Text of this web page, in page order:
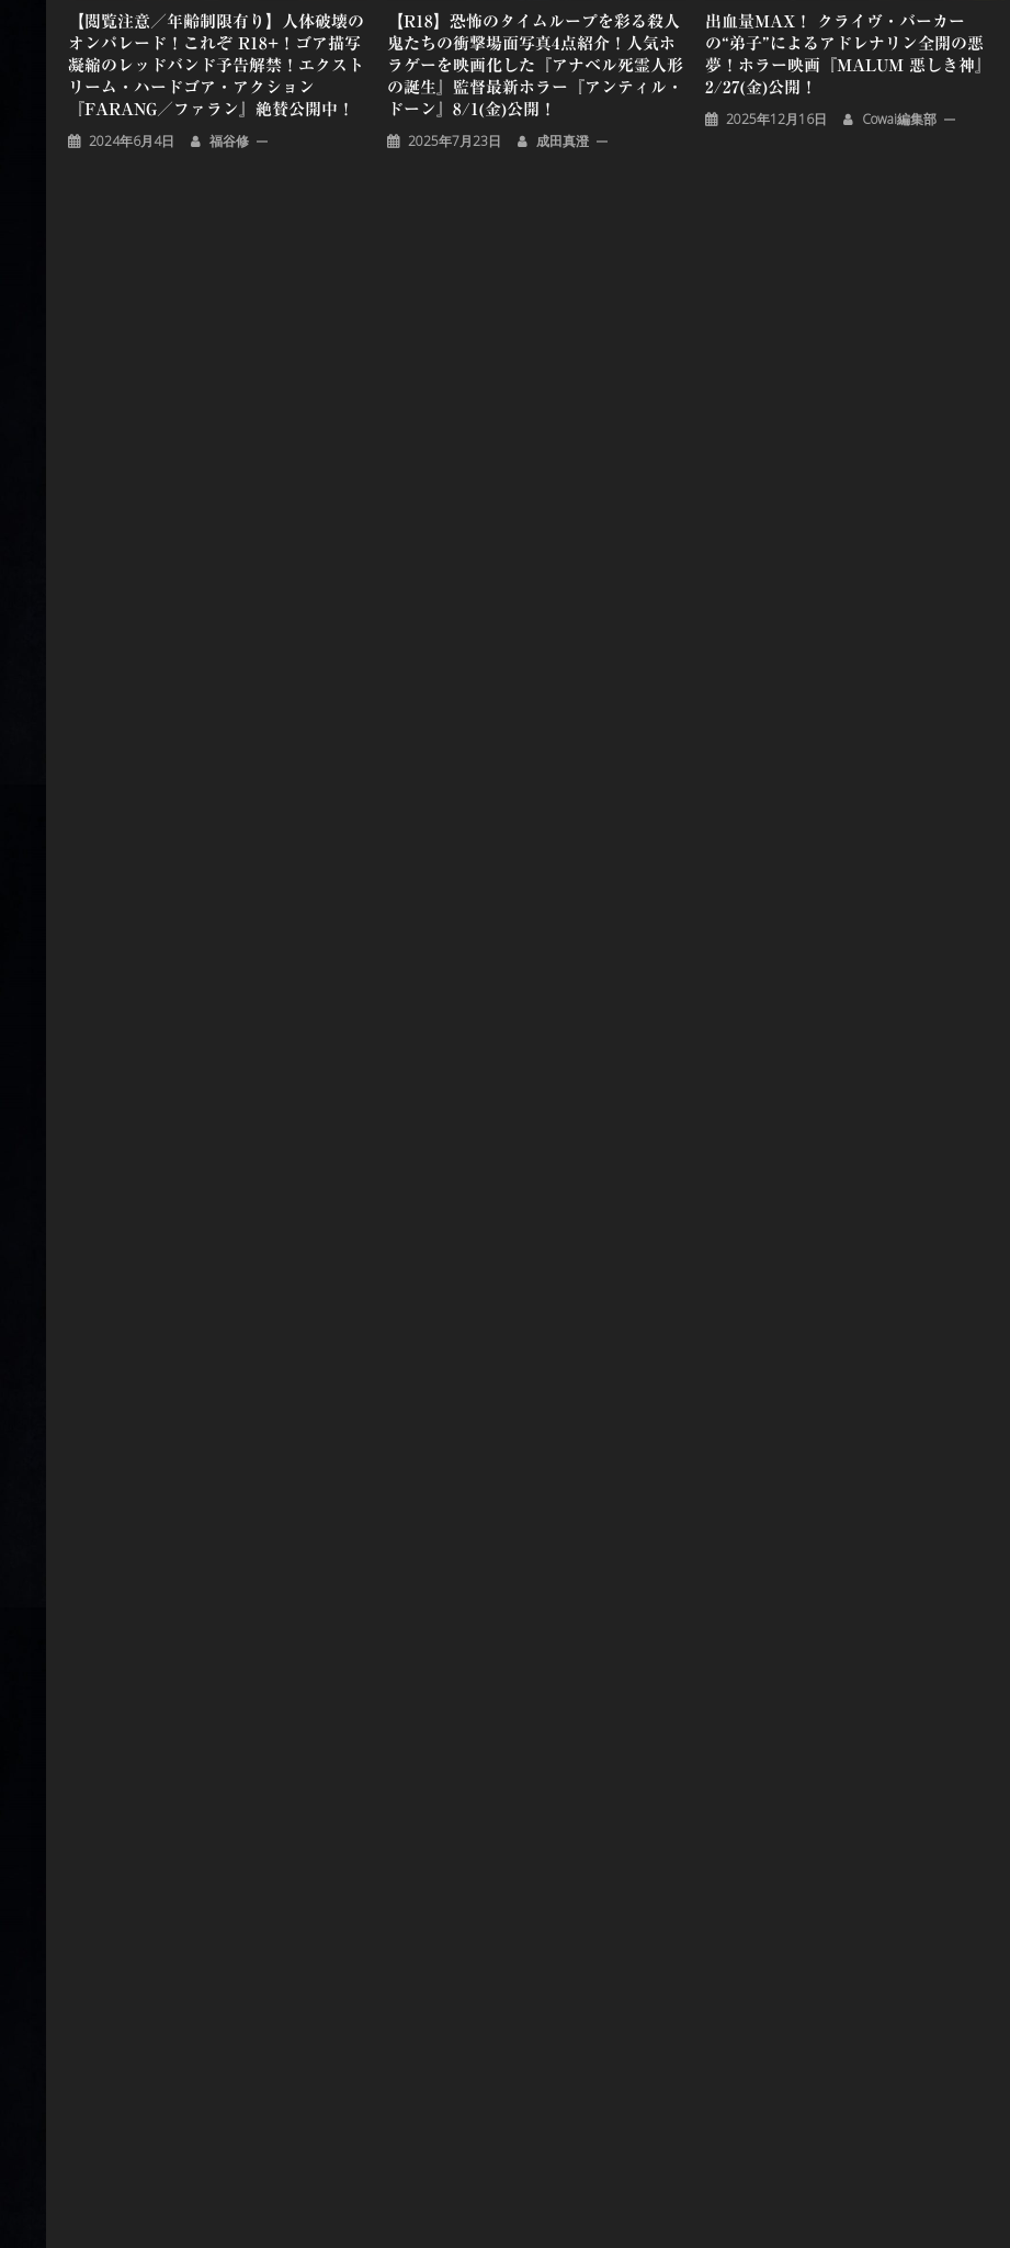
【閲覧注意／年齢制限有り】人体破壊の
オンパレード！これぞ R18+！ゴア描写
凝縮のレッドバンド予告解禁！エクスト
リーム・ハードゴア・アクション
『FARANG／ファラン』絶賛公開中！
2024年6月4日 福谷修
【R18】恐怖のタイムループを彩る殺人
鬼たちの衝撃場面写真4点紹介！人気ホ
ラゲーを映画化した『アナベル死霊人形
の誕生』監督最新ホラー『アンティル・
ドーン』8/1(金)公開！
2025年7月23日 成田真澄
出血量MAX！ クライヴ・バーカー
の“弟子”によるアドレナリン全開の悪
夢！ホラー映画『MALUM 悪しき神』
2/27(金)公開！
2025年12月16日 Cowai編集部